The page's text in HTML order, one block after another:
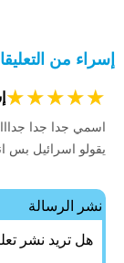
إسراء من
★
★
★
★
★
اسمي جدا جدا
يقولو اسرائيل بس
نشر الرسالة
هل تريد نشر